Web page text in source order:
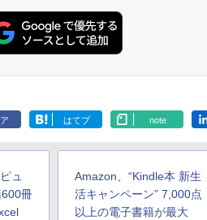
はてブ note
ュ
冊
Amazon、“Kindle本 新生
活キャンペーン” 7,000点
以上の電子書籍が最大